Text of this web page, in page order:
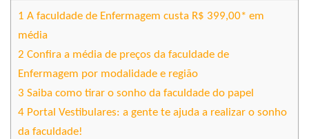
1 A faculdade de Enfermagem custa R$ 399,00* em
média
2 Confira a média de preços da faculdade de
Enfermagem por modalidade e região
3 Saiba como tirar o sonho da faculdade do papel
4 Portal Vestibulares: a gente te ajuda a realizar o sonho
da faculdade!